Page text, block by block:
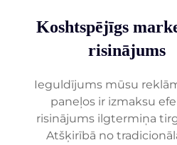
Koshtspējīgs
risinājums
Ieguldījums mūsu
paneļos ir izmaksu
risinājums ilgtermiņa
Atšķirībā no